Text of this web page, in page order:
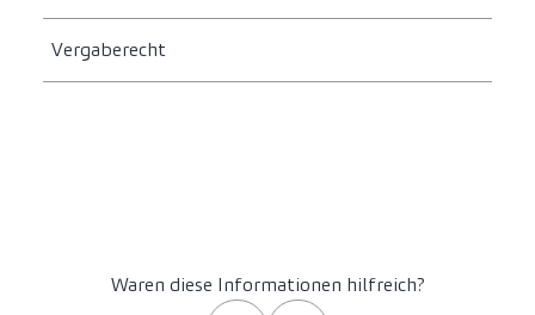
Vergaberecht
Waren diese Informationen hilfreich?